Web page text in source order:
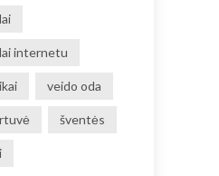
internetu
veido oda
šventės